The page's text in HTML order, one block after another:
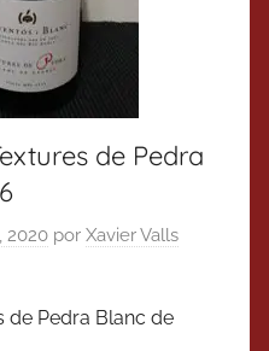
de Pedra
2020 por Xavier Valls
de Pedra Blanc de